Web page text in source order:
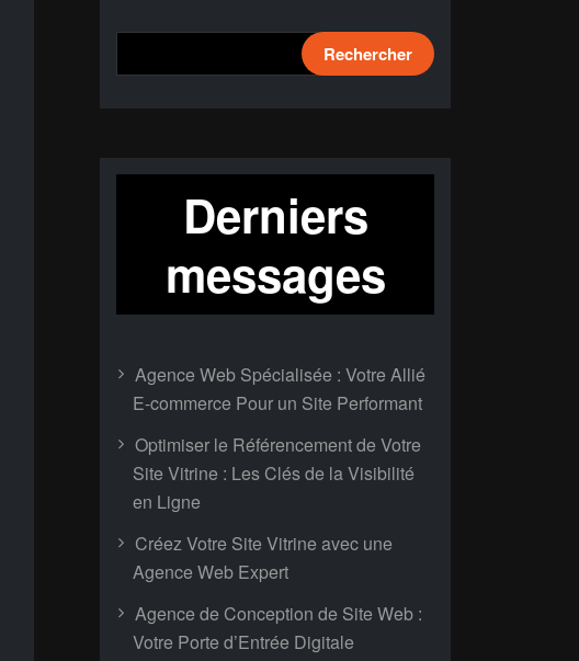
Rechercher
Derniers
messages
Agence Web Spécialisée : Votre Allié
E-commerce Pour un Site Performant
Optimiser le Référencement de Votre
Site Vitrine : Les Clés de la Visibilité
en Ligne
Créez Votre Site Vitrine avec une
Agence Web Expert
Agence de Conception de Site Web :
Votre Porte d’Entrée Digitale